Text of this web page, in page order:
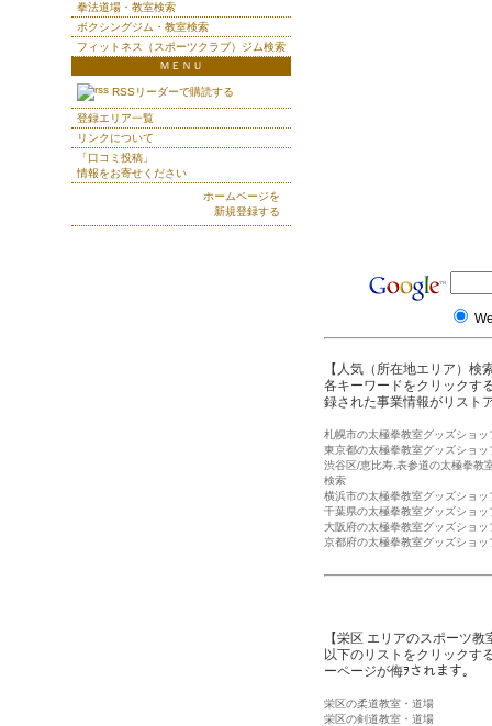
【人気（所在地エリア）検
各キーワードをクリックす
録された事業情報がリスト
札幌市の太極拳教室グッズショッ
東京都の太極拳教室グッズショッ
渋谷区/恵比寿,表参道の太極拳教
検索
横浜市の太極拳教室グッズショッ
千葉県の太極拳教室グッズショッ
大阪府の太極拳教室グッズショッ
京都府の太極拳教室グッズショッ
【栄区 エリアのスポーツ
以下のリストをクリックす
ーページが侮ｦされます。
栄区の柔道教室・道場
栄区の剣道教室・道場
拳法道場・教室検索
ボクシングジム・教室検索
フィットネス（スポーツクラブ）ジム検索
ＭＥＮＵ
RSSリーダーで購読する
登録エリア一覧
リンクについて
「口コミ投稿」
情報をお寄せください
ホームページを
新規登録する